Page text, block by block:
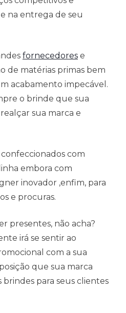
na entrega de seu
fornecedores e
de matérias primas bem
acabamento impecável.
o brinde que sua
sua marca e
confeccionados com
embora com
inovador ,enfim, para
e procuras.
presentes, não acha?
irá se sentir ao
com a sua
que sua marca
para seus clientes